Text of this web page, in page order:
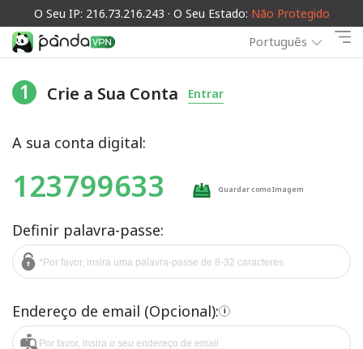
O Seu IP: 216.73.216.243 · O Seu Estado: Não Protegido
Português
1 Crie a Sua Conta Entrar
A sua conta digital:
123799633 Guardar como Imagem
Definir palavra-passe:
Endereço de email (Opcional): i